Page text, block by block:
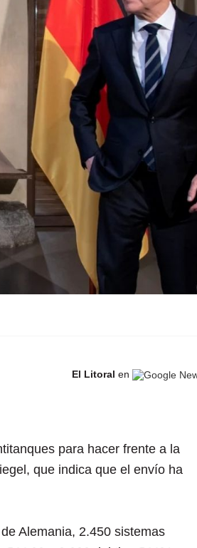
El Litoral en
para hacer frente a la
que indica que el envío ha
Alemania, 2.450 sistemas